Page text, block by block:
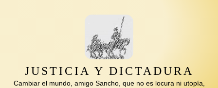
JUSTICIA Y DICTADURA
Cambiar el mundo, amigo Sancho, que no es locura ni utopía,